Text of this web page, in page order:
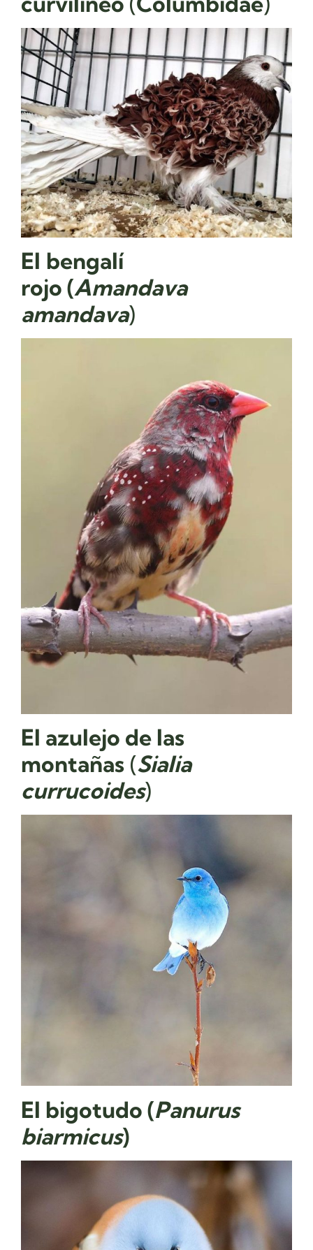
El bengalí
rojo (Amandava
amandava)
El azulejo de las
montañas (Sialia
currucoides)
El bigotudo (Panurus
biarmicus)